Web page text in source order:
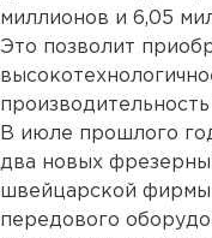
миллионов и 6,05
Это позволит
производительность
В июле прошлого
два новых
швейцарской фирмы
передового